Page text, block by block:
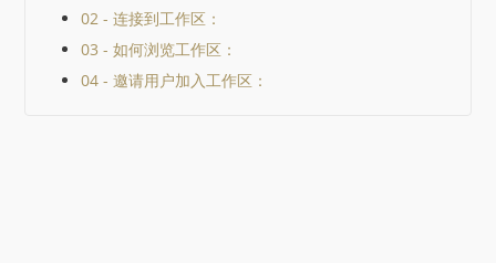
02 - 连接到工作区：
03 - 如何浏览工作区：
04 - 邀请用户加入工作区：